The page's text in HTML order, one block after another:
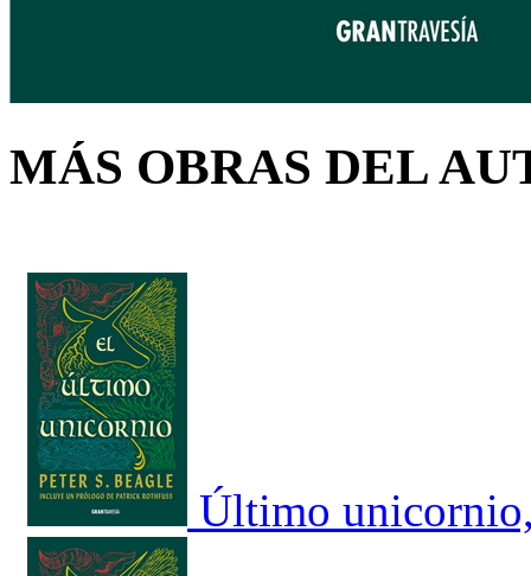
MÁS OBRAS DEL
Último